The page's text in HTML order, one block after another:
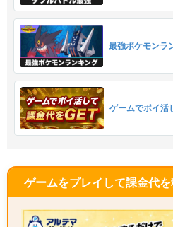
最強ポケモンラ
ゲームでポイ活
ゲームをプレイして課金代を